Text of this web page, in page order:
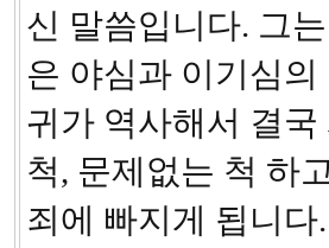
신 말씀입니다. 그
은 야심과 이기심
귀가 역사해서 결
척, 문제없는 척 하
죄에 빠지게 됩니